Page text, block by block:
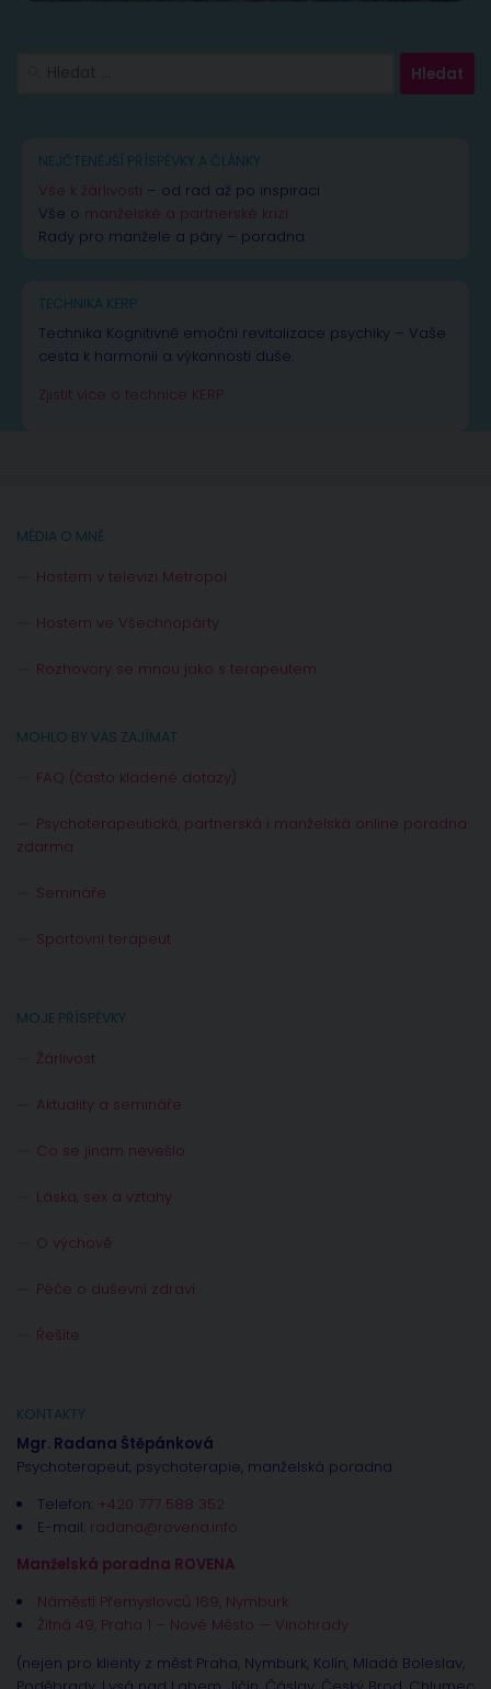
NEJČTENĚJŠÍ PŘÍSPĚVKY A ČLÁNKY
Vše k žárlivosti – od rad až po inspiraci
Vše o manželské a partnerské krizi
Rady pro manžele a páry – poradna
TECHNIKA KERP
Technika Kognitivně emoční revitalizace psychiky – Vaše
cesta k harmonii a výkonnosti duše.
Zjistit více o technice KERP
MÉDIA O MNĚ
Hostem v televizi Metropol
Hostem ve Všechnopárty
Rozhovory se mnou jako s terapeutem
MOHLO BY VÁS ZAJÍMAT
FAQ (často kladené dotazy)
Psychoterapeutická, partnerská i manželská online poradna
zdarma
Semináře
Sportovní terapeut
MOJE PŘÍSPĚVKY
Žárlivost
Aktuality a semináře
Co se jinam nevešlo
Láska, sex a vztahy
O výchově
Péče o duševní zdraví
Řešíte
KONTAKTY
Mgr. Radana Štěpánková
Psychoterapeut, psychoterapie, manželská poradna
Telefon: +420 777 588 352
E-mail: radana@rovena.info
Manželská poradna ROVENA
Náměstí Přemyslovců 169, Nymburk
Žitná 49, Praha 1 – Nové Město — Vinohrady
(nejen pro klienty z měst Praha, Nymburk, Kolín, Mladá Boleslav,